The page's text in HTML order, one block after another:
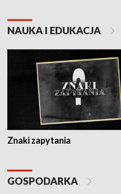
NAUKA I EDUKACJA
Znaki zapytania
GOSPODARKA